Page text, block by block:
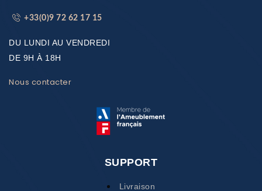
+33(0)9 72 62 17 15
DU LUNDI AU VENDREDI
DE 9H À 18H
Nous contacter
SUPPORT
Livraison